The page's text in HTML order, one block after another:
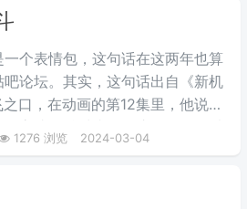
个表情包，这句话在这两年也算
论坛。其实，这句话出自《新机
口，在动画的第12集里，他说出
的高达粉丝对张五飞这个角色可以
的国人角色，他虽然嫉恶如仇，
1276 浏览 2024-03-04